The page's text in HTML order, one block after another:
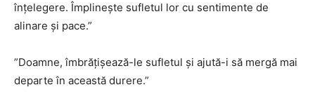
înțelegere. Împlinește sufletul lor cu sentimente de
alinare și pace.”
”Doamne, îmbrățișează-le sufletul și ajută-i să mergă mai
departe în această durere.”